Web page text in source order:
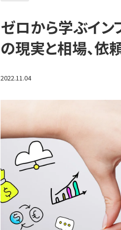
ゼロから学ぶイン
の現実と相場、依
2022.11.04